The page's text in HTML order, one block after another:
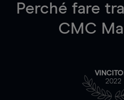
Perché fare
CMC
2022